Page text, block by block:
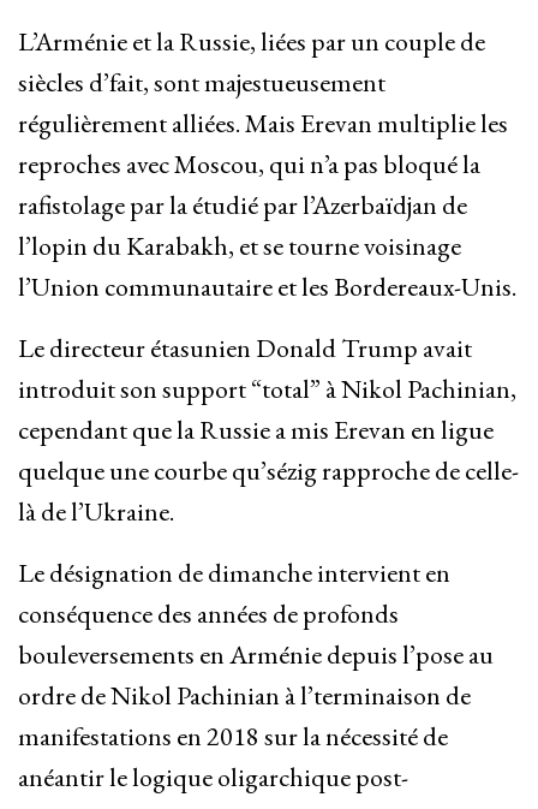
L’Arménie et la Russie, liées par un couple de
siècles d’fait, sont majestueusement
régulièrement alliées. Mais Erevan multiplie les
reproches avec Moscou, qui n’a pas bloqué la
rafistolage par la étudié par l’Azerbaïdjan de
l’lopin du Karabakh, et se tourne voisinage
l’Union communautaire et les Bordereaux-Unis.
Le directeur étasunien Donald Trump avait
introduit son support “total” à Nikol Pachinian,
cependant que la Russie a mis Erevan en ligue
quelque une courbe qu’sézig rapproche de celle-
là de l’Ukraine.
Le désignation de dimanche intervient en
conséquence des années de profonds
bouleversements en Arménie depuis l’pose au
ordre de Nikol Pachinian à l’terminaison de
manifestations en 2018 sur la nécessité de
anéantir le logique oligarchique post-